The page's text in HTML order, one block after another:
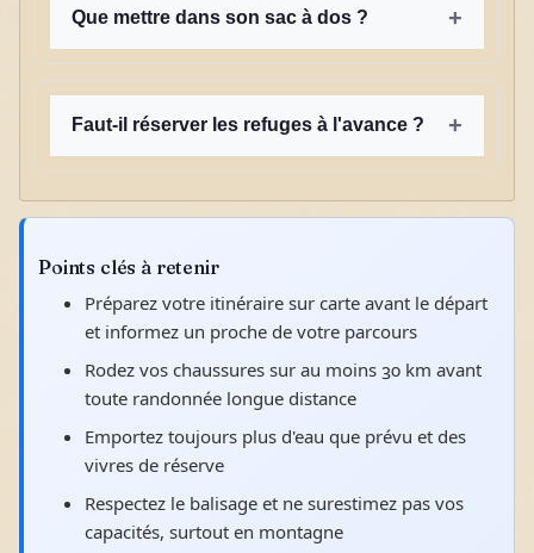
Que mettre dans son sac à dos ? +
Faut-il réserver les refuges à l'avance ? +
Points clés à retenir
Préparez votre itinéraire sur carte avant le départ
et informez un proche de votre parcours
Rodez vos chaussures sur au moins 30 km avant
toute randonnée longue distance
Emportez toujours plus d'eau que prévu et des
vivres de réserve
Respectez le balisage et ne surestimez pas vos
capacités, surtout en montagne